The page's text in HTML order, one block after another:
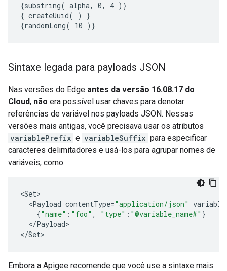
{substring( alpha, 0, 4 )}
{ createUuid( ) }
{randomLong( 10 )}
Sintaxe legada para payloads JSON
Nas versões do Edge antes da versão 16.08.17 do
Cloud, não era possível usar chaves para denotar
referências de variável nos payloads JSON. Nessas
versões mais antigas, você precisava usar os atributos
variablePrefix e variableSuffix para especificar
caracteres delimitadores e usá-los para agrupar nomes de
variáveis, como:
<Set
<Payload contentType="application/json"
{"name" : "foo" , "type" : "@variable_name#" }
</Payload>
</Set>
Embora a Apigee recomende que você use a sintaxe mais